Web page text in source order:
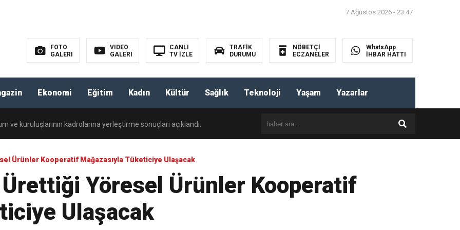
7 Ağustos 2026 - 23:47
FOTO
GALERI
VIDEO
GALERI
CANLI
TV İZLE
TRAFİK
DURUMU
NÖBETÇİ
ECZANELER
WhatsApp
İHBAR HATTI
Ekonomi Eğitim Kadın Kültür Sağlık Teknoloji Yaşam Yazarlar
ve kuruluşlarının kadrolarına yerleştirme sonuçları açıklandı.
Dolduruyor: İhracatta %38’lik Rekor Artış.
Kartlı Sisteme Geçti.
proje kalkınmanın anahtarı olacak.
Ürünler Kooperatif Mağazasıyla Tüketiciye Ulaşacak
Ürettiği Yöresel Ürünler Kooperatif
Ulaşacak